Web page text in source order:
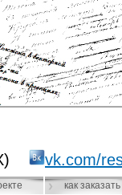
vk.com/
как заказать